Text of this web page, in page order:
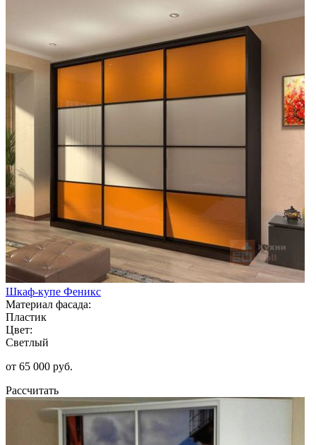
Шкаф-купе Феникс
Материал фасада:
Пластик
Цвет:
Светлый
от 65 000 руб.
Рассчитать